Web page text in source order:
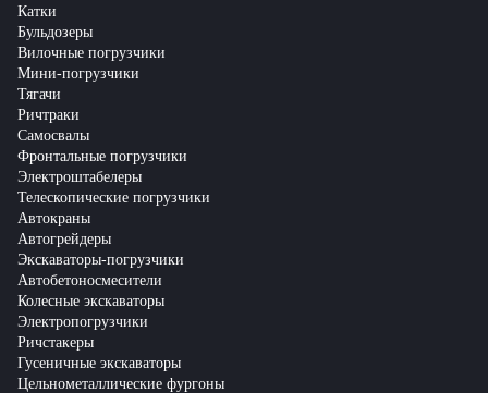
Катки
Бульдозеры
Вилочные погрузчики
Мини-погрузчики
Тягачи
Ричтраки
Самосвалы
Фронтальные погрузчики
Электроштабелеры
Телескопические погрузчики
Автокраны
Автогрейдеры
Экскаваторы-погрузчики
Автобетоносмесители
Колесные экскаваторы
Электропогрузчики
Ричстакеры
Гусеничные экскаваторы
Цельнометаллические фургоны